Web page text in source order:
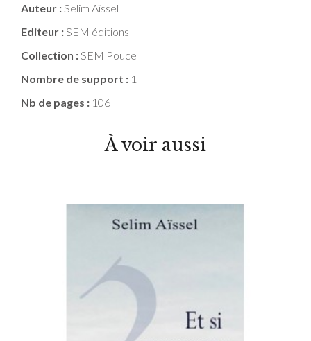
Auteur :Selim Aïssel
Editeur :SEM éditions
Collection :SEM Pouce
Nombre de support : 1
Nb de pages : 106
À voir aussi